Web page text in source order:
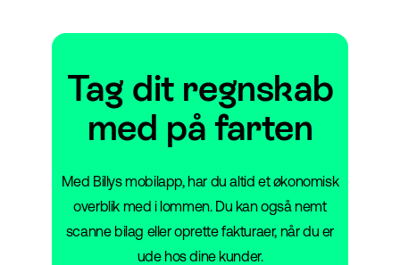
Tag dit regnskab
med på farten
Med Billys mobilapp, har du altid et økonomisk
overblik med i lommen. Du kan også nemt
scanne bilag eller oprette fakturaer, når du er
ude hos dine kunder.